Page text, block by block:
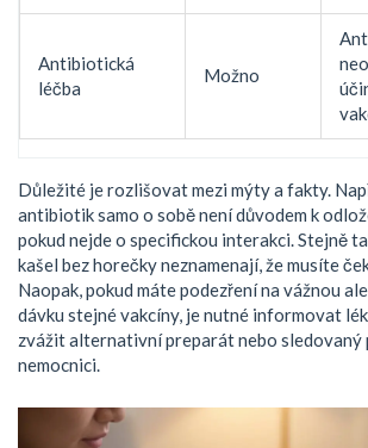
Antibiotická
léčba
Možno
Důležité je rozlišovat mezi mýty a fakty.
antibiotik samo o sobě není důvodem k
pokud nejde o specifickou interakci. Stejně
kašel bez horečky neznamenají, že musíte
Naopak, pokud máte podezření na vážnou
dávku stejné vakcíny, je nutné informovat
zvážit alternativní preparát nebo sledovaný
nemocnici.